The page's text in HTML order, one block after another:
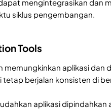
mengintegrasikan dan
siklus pengembangan.
Tools
memungkinkan aplikasi
tetap berjalan konsisten di
aplikasi